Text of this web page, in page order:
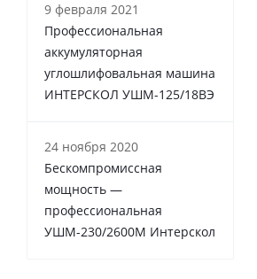
9 февраля 2021
Профессиональная
аккумуляторная
углошлифовальная машина
ИНТЕРСКОЛ УШМ-125/18ВЭ
24 ноября 2020
Бескомпромиссная
мощность —
профессиональная
УШМ-230/2600М Интерскол